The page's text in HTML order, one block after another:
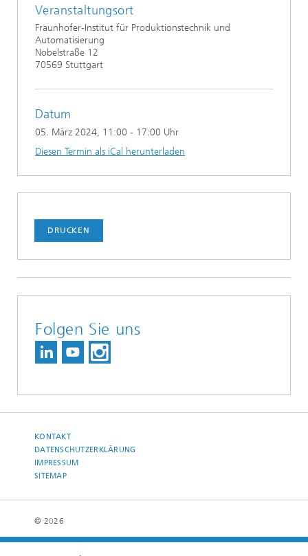
Veranstaltungsort
Fraunhofer-Institut für Produktionstechnik und
Automatisierung
Nobelstraße 12
70569 Stuttgart
Datum
05. März 2024, 11:00 - 17:00 Uhr
Diesen Termin als iCal herunterladen
DRUCKEN
Folgen Sie uns
KONTAKT
DATENSCHUTZERKLÄRUNG
IMPRESSUM
SITEMAP
© 2026